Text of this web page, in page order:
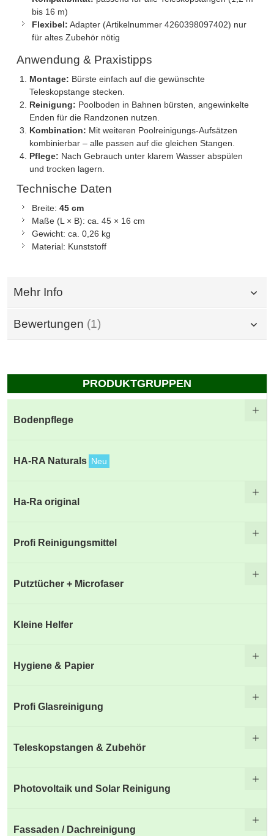
bis 16 m)
Flexibel: Adapter (Artikelnummer 4260398097402) nur
für altes Zubehör nötig
Anwendung & Praxistipps
Montage: Bürste einfach auf die gewünschte
Teleskopstange stecken.
Reinigung: Poolboden in Bahnen bürsten, angewinkelte
Enden für die Randzonen nutzen.
Kombination: Mit weiteren Poolreinigungs-Aufsätzen
kombinierbar – alle passen auf die gleichen Stangen.
Pflege: Nach Gebrauch unter klarem Wasser abspülen
und trocken lagern.
Technische Daten
Breite: 45 cm
Maße (L × B): ca. 45 × 16 cm
Gewicht: ca. 0,26 kg
Material: Kunststoff
Mehr Info
Bewertungen 1
PRODUKTGRUPPEN
Bodenpflege
HA-RA Naturals Neu
Ha-Ra original
Profi Reinigungsmittel
Putztücher + Microfaser
Kleine Helfer
Hygiene & Papier
Profi Glasreinigung
Teleskopstangen & Zubehör
Photovoltaik und Solar Reinigung
Fassaden / Dachreinigung